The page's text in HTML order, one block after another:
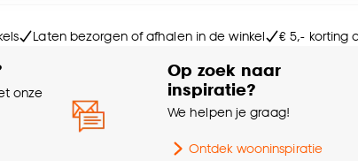
altijd nog kan aanpassen, bekijk hiervoor
Laten bezorgen of afhalen in de winkel € 5,- korting
onze
Op zoek naar
inspiratie?
We helpen je graag!
Ontdek wooninspiratie